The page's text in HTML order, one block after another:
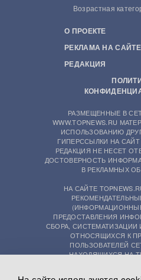
Возрастная
О ПРОЕКТЕ
РЕКЛАМА НА САЙТЕ
РЕДАКЦИЯ
РАЗМЕЩЕННЫЕ В
WWW.TOPNEWS.RU
ИСПОЛЬЗОВАНИЮ
ГИПЕРССЫЛКИ НА САЙТ
РЕДАКЦИЯ НЕ НЕСЕТ
ДОСТОВЕРНОСТЬ
В РЕКЛАМНЫХ
НА САЙТЕ
ПРЕДОСТАВЛЕНИЯ
СБОРА, СИСТЕМАТИЗАЦИИ
ОТНОСЯЩИХСЯ К
ПОЛЬЗОВАТЕЛЕЙ
НАХОДЯЩИХСЯ НА